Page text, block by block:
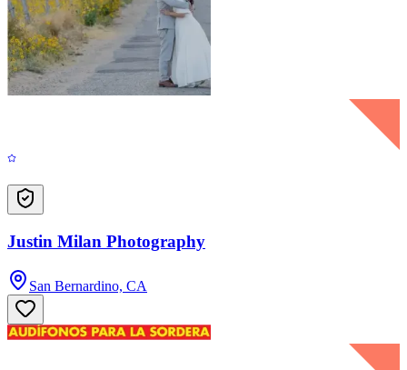
Justin Milan Photography
San Bernardino, CA